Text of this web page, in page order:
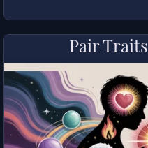
Pair